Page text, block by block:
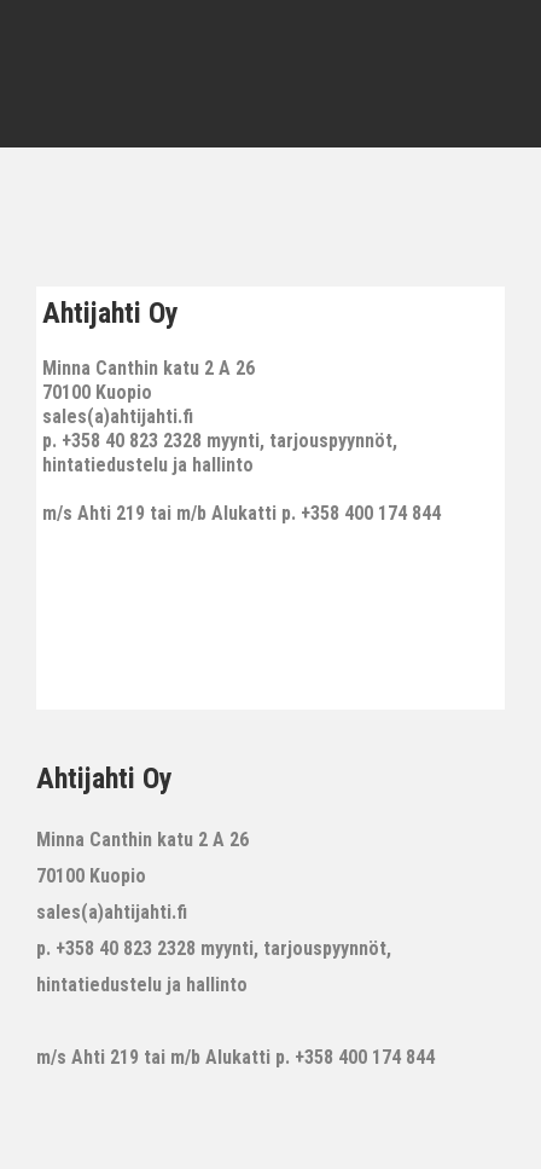
Ahtijahti Oy
Minna Canthin katu 2 A 26
70100 Kuopio
sales(a)ahtijahti.fi
p. +358 40 823 2328 myynti, tarjouspyynnöt,
hintatiedustelu ja hallinto
m/s Ahti 219 tai m/b Alukatti p. +358 400 174 844
Ahtijahti Oy
Minna Canthin katu 2 A 26
70100 Kuopio
sales(a)ahtijahti.fi
p. +358 40 823 2328 myynti, tarjouspyynnöt,
hintatiedustelu ja hallinto
m/s Ahti 219 tai m/b Alukatti p. +358 400 174 844